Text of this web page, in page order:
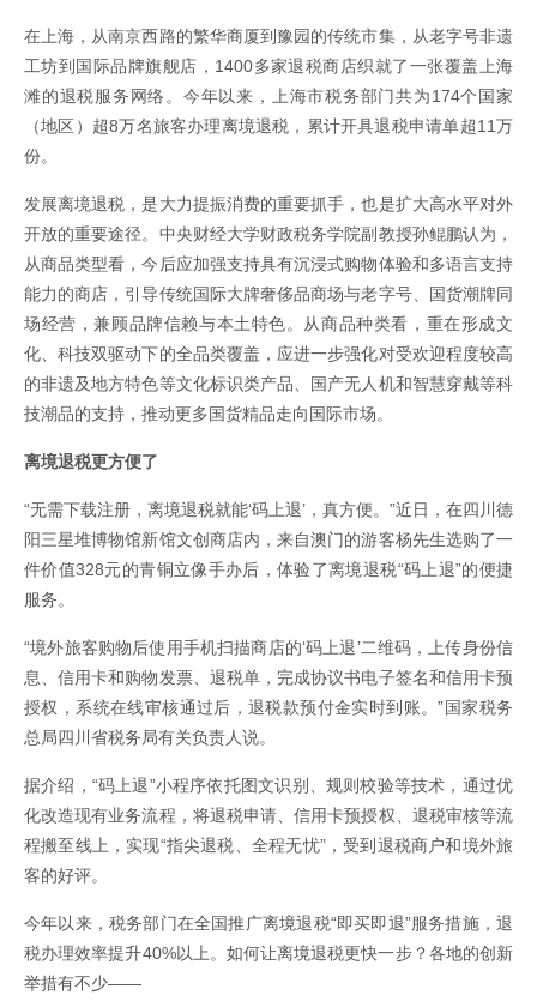
在上海，从南京西路的繁华商厦到豫园的传统市集，从老字号非遗
工坊到国际品牌旗舰店，1400多家退税商店织就了一张覆盖上海
滩的退税服务网络。今年以来，上海市税务部门共为174个国家
（地区）超8万名旅客办理离境退税，累计开具退税申请单超11万
份。
发展离境退税，是大力提振消费的重要抓手，也是扩大高水平对外
开放的重要途径。中央财经大学财政税务学院副教授孙鲲鹏认为，
从商品类型看，今后应加强支持具有沉浸式购物体验和多语言支持
能力的商店，引导传统国际大牌奢侈品商场与老字号、国货潮牌同
场经营，兼顾品牌信赖与本土特色。从商品种类看，重在形成文
化、科技双驱动下的全品类覆盖，应进一步强化对受欢迎程度较高
的非遗及地方特色等文化标识类产品、国产无人机和智慧穿戴等科
技潮品的支持，推动更多国货精品走向国际市场。
离境退税更方便了
“无需下载注册，离境退税就能‘码上退’，真方便。”近日，在四川德
阳三星堆博物馆新馆文创商店内，来自澳门的游客杨先生选购了一
件价值328元的青铜立像手办后，体验了离境退税“码上退”的便捷
服务。
“境外旅客购物后使用手机扫描商店的‘码上退’二维码，上传身份信
息、信用卡和购物发票、退税单，完成协议书电子签名和信用卡预
授权，系统在线审核通过后，退税款预付金实时到账。”国家税务
总局四川省税务局有关负责人说。
据介绍，“码上退”小程序依托图文识别、规则校验等技术，通过优
化改造现有业务流程，将退税申请、信用卡预授权、退税审核等流
程搬至线上，实现“指尖退税、全程无忧”，受到退税商户和境外旅
客的好评。
今年以来，税务部门在全国推广离境退税“即买即退”服务措施，退
税办理效率提升40%以上。如何让离境退税更快一步？各地的创新
举措有不少——